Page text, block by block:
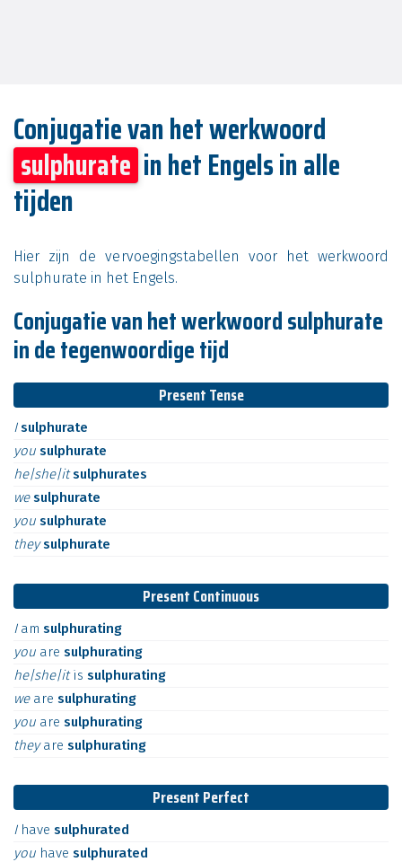
Conjugatie van het werkwoord
sulphurate in het Engels in alle
tijden
Hier zijn de vervoegingstabellen voor het werkwoord
sulphurate in het Engels.
Conjugatie van het werkwoord sulphurate
in de tegenwoordige tijd
Present Tense
Isulphurate
you sulphurate
he|she|itsulphurates
wesulphurate
you sulphurate
theysulphurate
Present Continuous
I am sulphurating
you are sulphurating
he|she|itis sulphurating
we are sulphurating
you are sulphurating
theyare sulphurating
Present Perfect
I have sulphurated
you have sulphurated